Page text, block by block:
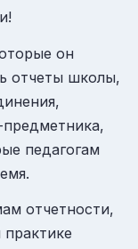
он
отчеты школы,
предметника,
педагогам
отчетности,